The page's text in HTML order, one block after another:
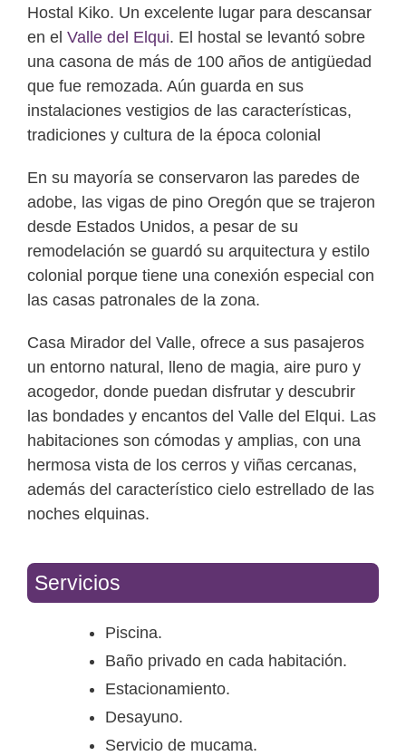
Hostal Kiko. Un excelente lugar para descansar
en el Valle del Elqui. El hostal se levantó sobre
una casona de más de 100 años de antigüedad
que fue remozada. Aún guarda en sus
instalaciones vestigios de las características,
tradiciones y cultura de la época colonial
En su mayoría se conservaron las paredes de
adobe, las vigas de pino Oregón que se trajeron
desde Estados Unidos, a pesar de su
remodelación se guardó su arquitectura y estilo
colonial porque tiene una conexión especial con
las casas patronales de la zona.
Casa Mirador del Valle, ofrece a sus pasajeros
un entorno natural, lleno de magia, aire puro y
acogedor, donde puedan disfrutar y descubrir
las bondades y encantos del Valle del Elqui. Las
habitaciones son cómodas y amplias, con una
hermosa vista de los cerros y viñas cercanas,
además del característico cielo estrellado de las
noches elquinas.
Servicios
Piscina.
Baño privado en cada habitación.
Estacionamiento.
Desayuno.
Servicio de mucama.